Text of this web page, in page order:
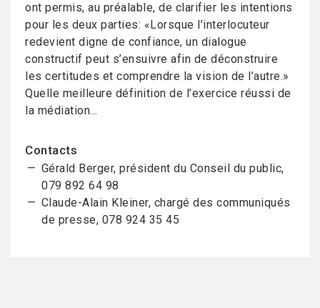
ont permis, au préalable, de clarifier les intentions
pour les deux parties: «Lorsque l’interlocuteur
redevient digne de confiance, un dialogue
constructif peut s’ensuivre afin de déconstruire
les certitudes et comprendre la vision de l’autre.»
Quelle meilleure définition de l’exercice réussi de
la médiation…
Contacts
Gérald Berger, président du Conseil du public,
079 892 64 98
Claude-Alain Kleiner, chargé des communiqués
de presse, 078 924 35 45